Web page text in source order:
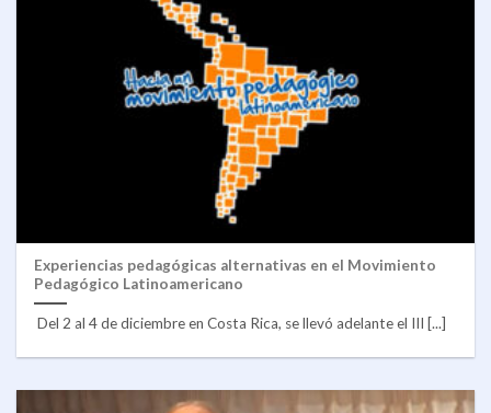
Experiencias pedagógicas alternativas en el Movimiento
Pedagógico Latinoamericano
Del 2 al 4 de diciembre en Costa Rica, se llevó adelante el III [...]